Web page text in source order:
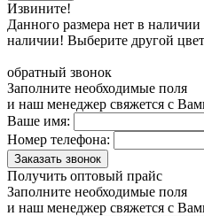
Извините!
Данного размера нет в
наличии! Выберите другой
обратный звонок
Заполните необходимые поля
и наш менеджер свяжется с
Ваше имя:
Номер телефона:
Заказать звонок
Получить оптовый прайс
Заполните необходимые поля
и наш менеджер свяжется с